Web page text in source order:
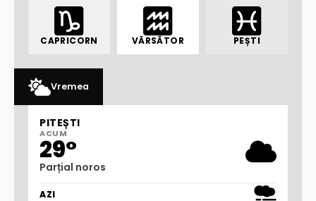
CAPRICORN VĂRSĂTOR PEȘTI
Vremea
PITEȘTI
ACUM
29°
Parțial noros
AZI